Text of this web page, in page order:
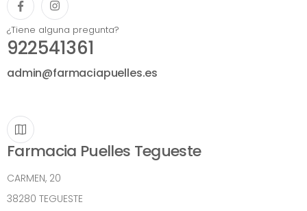
¿Tiene alguna pregunta?
922541361
admin@farmaciapuelles.es
Farmacia Puelles Tegueste
CARMEN, 20
38280 TEGUESTE